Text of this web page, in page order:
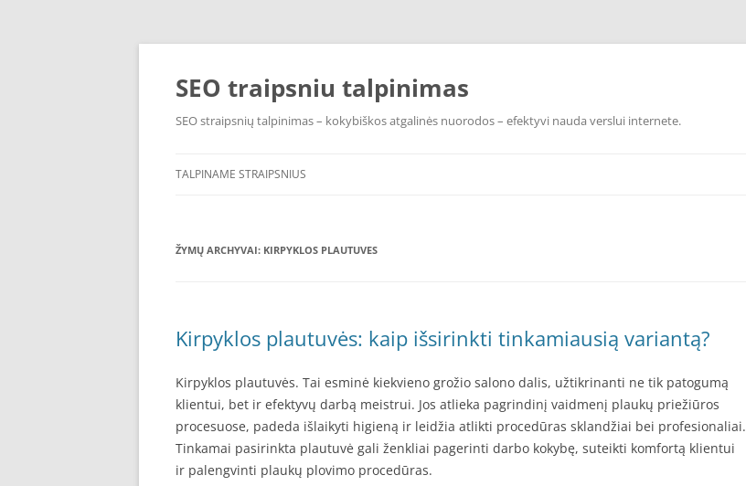
Pereiti
SEO traipsniu talpinimas
SEO straipsnių talpinimas – kokybiškos atgalinės nuorodos – efektyvi nauda verslui internete.
TALPINAME STRAIPSNIUS
ŽYMŲ ARCHYVAI: KIRPYKLOS PLAUTUVES
Kirpyklos plautuvės: kaip išsirinkti tinkamiausią variantą?
Kirpyklos plautuvės. Tai esminė kiekvieno grožio salono dalis, užtikrinanti ne tik patogumą
klientui, bet ir efektyvų darbą meistrui. Jos atlieka pagrindinį vaidmenį plaukų priežiūros
procesuose, padeda išlaikyti higieną ir leidžia atlikti procedūras sklandžiai bei profesionaliai.
Tinkamai pasirinkta plautuvė gali ženkliai pagerinti darbo kokybę, suteikti komfortą klientui
ir palengvinti plaukų plovimo procedūras.